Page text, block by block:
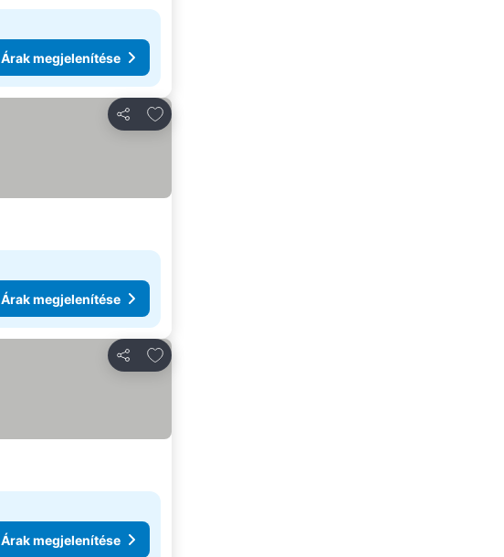
Árak megjelenítése
Megosztás
Hozzáadás a kedvencekhez
Árak megjelenítése
Megosztás
Hozzáadás a kedvencekhez
Árak megjelenítése